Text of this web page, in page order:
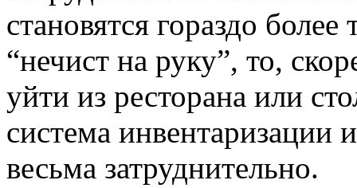
становятся гораздо
“нечист на руку”, то,
уйти из ресторана или
система инвентаризации
весьма затруднительно.